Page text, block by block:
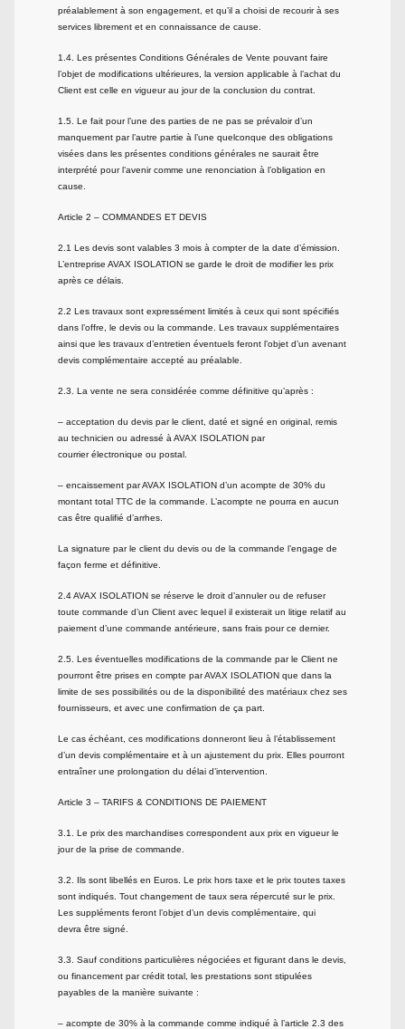
préalablement à son engagement, et qu’il a choisi de recourir à ses
services librement et en connaissance de cause.
1.4. Les présentes Conditions Générales de Vente pouvant faire
l’objet de modifications ultérieures, la version applicable à l’achat du
Client est celle en vigueur au jour de la conclusion du contrat.
1.5. Le fait pour l’une des parties de ne pas se prévaloir d’un
manquement par l’autre partie à l’une quelconque des obligations
visées dans les présentes conditions générales ne saurait être
interprété pour l’avenir comme une renonciation à l’obligation en
cause.
Article 2 – COMMANDES ET DEVIS
2.1 Les devis sont valables 3 mois à compter de la date d’émission.
L’entreprise AVAX ISOLATION se garde le droit de modifier les prix
après ce délais.
2.2 Les travaux sont expressément limités à ceux qui sont spécifiés
dans l’offre, le devis ou la commande. Les travaux supplémentaires
ainsi que les travaux d’entretien éventuels feront l’objet d’un avenant
devis complémentaire accepté au préalable.
2.3. La vente ne sera considérée comme définitive qu’après :
– acceptation du devis par le client, daté et signé en original, remis
au technicien ou adressé à AVAX ISOLATION par
courrier électronique ou postal.
– encaissement par AVAX ISOLATION d’un acompte de 30% du
montant total TTC de la commande. L’acompte ne pourra en aucun
cas être qualifié d’arrhes.
La signature par le client du devis ou de la commande l’engage de
façon ferme et définitive.
2.4 AVAX ISOLATION se réserve le droit d’annuler ou de refuser
toute commande d’un Client avec lequel il existerait un litige relatif au
paiement d’une commande antérieure, sans frais pour ce dernier.
2.5. Les éventuelles modifications de la commande par le Client ne
pourront être prises en compte par AVAX ISOLATION que dans la
limite de ses possibilités ou de la disponibilité des matériaux chez ses
fournisseurs, et avec une confirmation de ça part.
Le cas échéant, ces modifications donneront lieu à l’établissement
d’un devis complémentaire et à un ajustement du prix. Elles pourront
entraîner une prolongation du délai d’intervention.
Article 3 – TARIFS & CONDITIONS DE PAIEMENT
3.1. Le prix des marchandises correspondent aux prix en vigueur le
jour de la prise de commande.
3.2. Ils sont libellés en Euros. Le prix hors taxe et le prix toutes taxes
sont indiqués. Tout changement de taux sera répercuté sur le prix.
Les suppléments feront l’objet d’un devis complémentaire, qui
devra être signé.
3.3. Sauf conditions particulières négociées et figurant dans le devis,
ou financement par crédit total, les prestations sont stipulées
payables de la manière suivante :
– acompte de 30% à la commande comme indiqué à l’article 2.3 des